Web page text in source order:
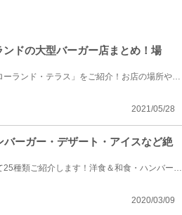
ンドの大型バーガー店まとめ！場
ディズニーランドの大型ハンバーガー専門店「トゥモローランド・テラス」をご紹介！お店の場所や看板メ...
2021/05/28
ーガー・デザート・アイスなど絶
ディズニーランド・ディズニーシーの食べ物を厳選して25種類ご紹介します！洋食＆和食・ハンバーガー＆...
2020/03/09